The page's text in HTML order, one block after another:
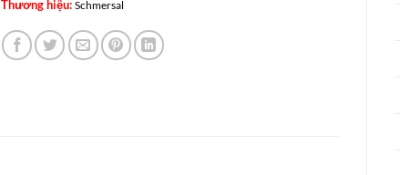
Thương hiệu: Schmersal